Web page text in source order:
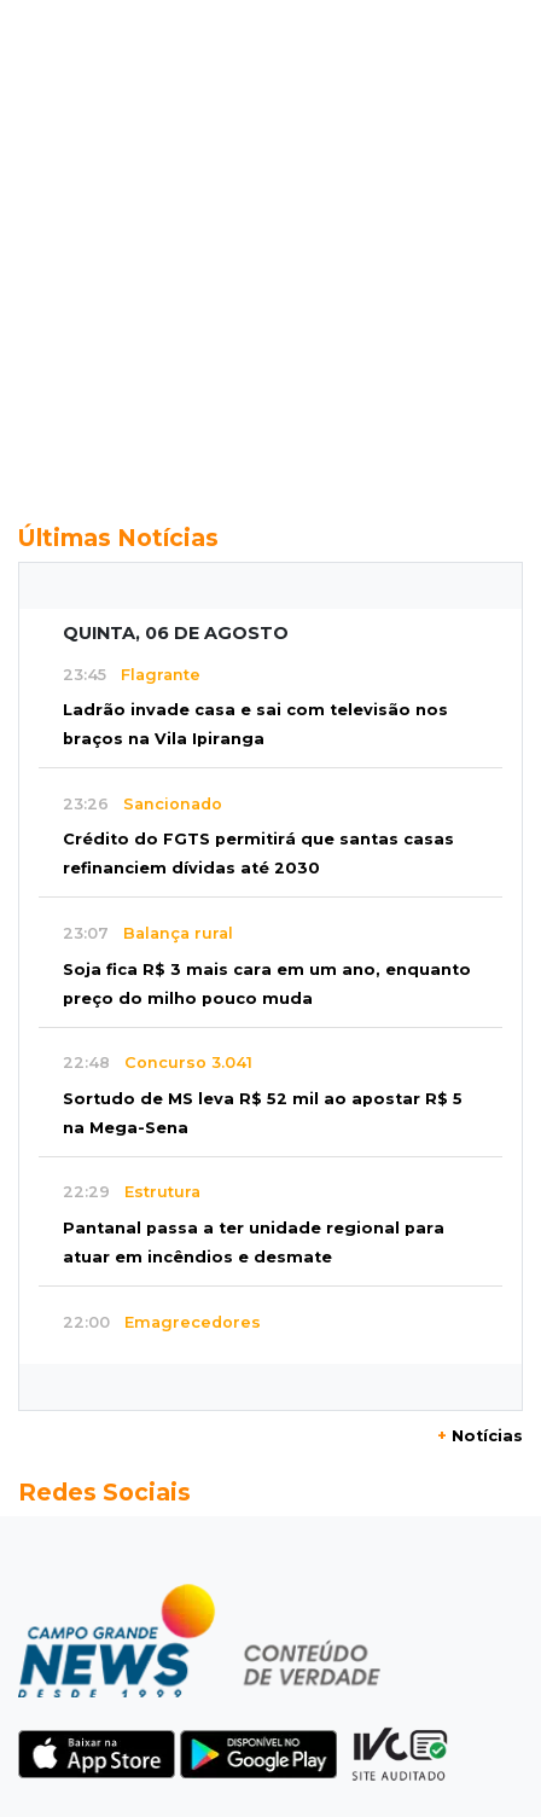
Últimas Notícias
QUINTA, 06 DE AGOSTO
23:45 Flagrante
Ladrão invade casa e sai com televisão nos
braços na Vila Ipiranga
23:26 Sancionado
Crédito do FGTS permitirá que santas casas
refinanciem dívidas até 2030
23:07 Balança rural
Soja fica R$ 3 mais cara em um ano, enquanto
preço do milho pouco muda
22:48 Concurso 3.041
Sortudo de MS leva R$ 52 mil ao apostar R$ 5
na Mega-Sena
22:29 Estrutura
Pantanal passa a ter unidade regional para
atuar em incêndios e desmate
22:00 Emagrecedores
Granizo danifica telhados e plantações
Agregado
Inter perde para o Corinthians mas avança às
quartas da Copa do Brasil
Vitória goleia Athletico-PR por 4 a 0 e avança
às quartas da Copa do Brasil
+ Notícias
Redes Sociais